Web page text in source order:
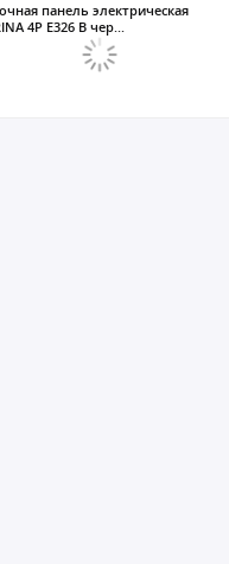
панель электрическая
4P E326 B чер...